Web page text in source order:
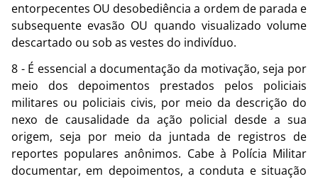
entorpecentes OU desobediência a ordem de parada e
subsequente evasão OU quando visualizado volume
descartado ou sob as vestes do indivíduo.
8 - É essencial a documentação da motivação, seja por
meio dos depoimentos prestados pelos policiais
militares ou policiais civis, por meio da descrição do
nexo de causalidade da ação policial desde a sua
origem, seja por meio da juntada de registros de
reportes populares anônimos. Cabe à Polícia Militar
documentar, em depoimentos, a conduta e situação